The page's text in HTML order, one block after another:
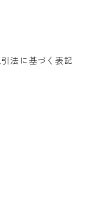
法に基づく表記